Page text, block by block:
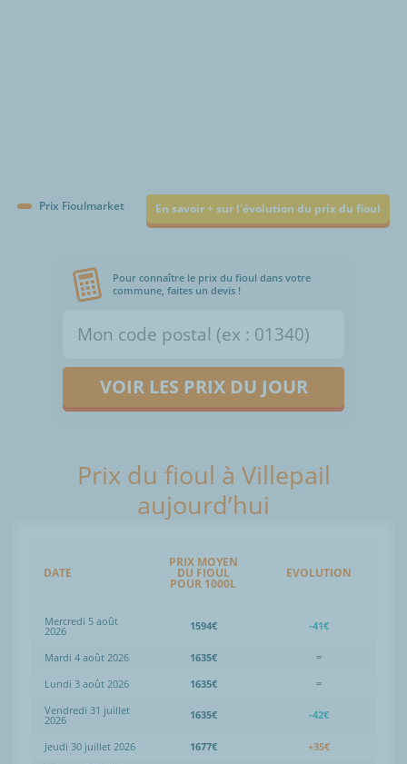
Prix Fioulmarket En savoir + sur l'évolution du prix du fioul
Pour connaître le prix du fioul dans votre
commune, faites un devis !
VOIR LES PRIX DU JOUR
Prix du fioul à Villepail
aujourd’hui
DATE
PRIX MOYEN
DU FIOUL
POUR 1000L
EVOLUTION
Mercredi 5 août
2026 1594€ -41€
Mardi 4 août 2026 1635€
=
Lundi 3 août 2026
1635€
=
Vendredi 31 juillet
2026 1635€ -42€
Jeudi 30 juillet 2026 1677€
+35€